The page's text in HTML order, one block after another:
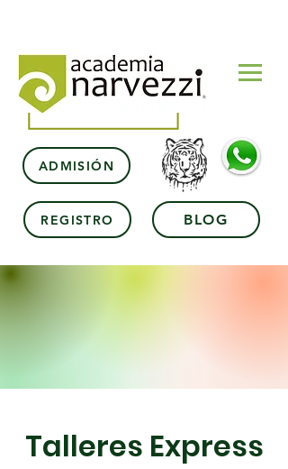
BLOG
REGISTRO
ADMISIÓN
Talleres Express